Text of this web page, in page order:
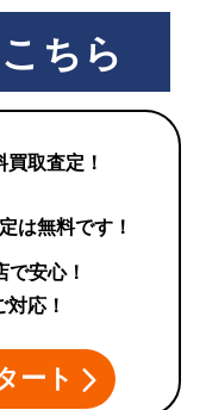
ちら
取査定！
は無料です！
安心！
応！
ート